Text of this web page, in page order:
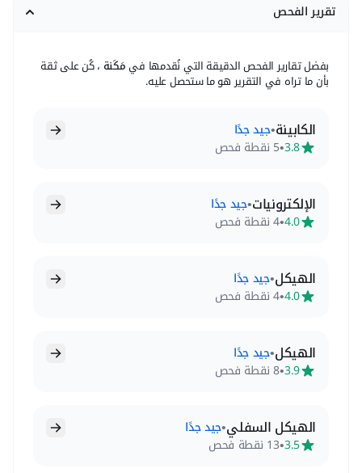
تقرير الفحص
بفضل تقارير الفحص الدقيقة التي نُقدمها فيمَكَنة ، كُن على ثقة
بأن ما تراه في التقرير هو ما ستحصل عليه.
الكابينة•جيد جدًا
3.8
•5 نقطة فحص
الإلكترونيات•جيد جدًا
4.0
•4 نقطة فحص
الهيكل•جيد جدًا
4.0
•4 نقطة فحص
الهيكل•جيد جدًا
3.9
•8 نقطة فحص
الهيكل السفلي•جيد جدًا
3.5
•13 نقطة فحص